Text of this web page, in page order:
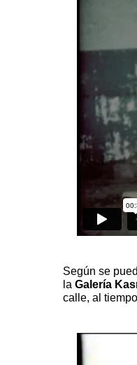
Según se
la Galería
calle, al